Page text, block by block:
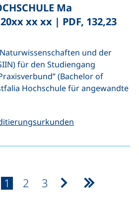
Ma
20xx xx xx | PDF, 132,23
Fenster), (nicht
und der
für den Studiengang
(Bachelor of
Hochschule für angewandte
Seite:
1 Seite:
2 Seite:
3